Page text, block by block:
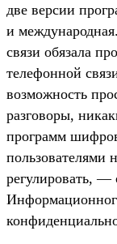
две версии
и
связи обязала
телефонной
возможность
разговоры,
программ
пользователями
регулировать, —